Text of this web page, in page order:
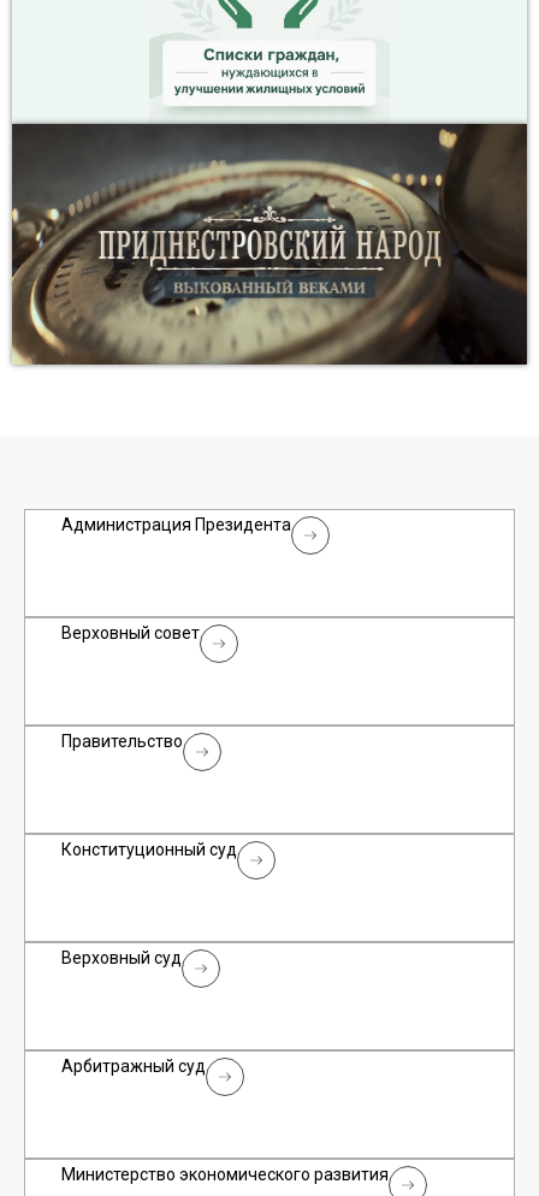
Администрация Президента
Верховный совет
Правительство
Конституционный суд
Верховный суд
Арбитражный суд
Министерство экономического развития